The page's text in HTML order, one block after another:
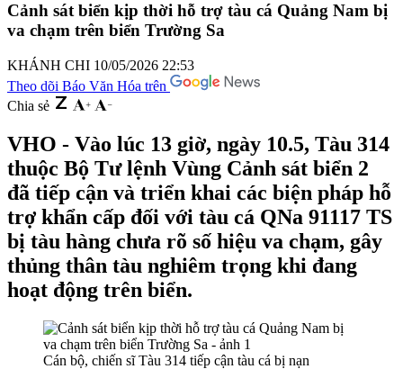
Cảnh sát biển kịp thời hỗ trợ tàu cá Quảng Nam bị
va chạm trên biển Trường Sa
KHÁNH CHI 10/05/2026 22:53
Theo dõi Báo Văn Hóa trên
Chia sẻ
VHO - Vào lúc 13 giờ, ngày 10.5, Tàu 314
thuộc Bộ Tư lệnh Vùng Cảnh sát biển 2
đã tiếp cận và triển khai các biện pháp hỗ
trợ khẩn cấp đối với tàu cá QNa 91117 TS
bị tàu hàng chưa rõ số hiệu va chạm, gây
thủng thân tàu nghiêm trọng khi đang
hoạt động trên biển.
Cán bộ, chiến sĩ Tàu 314 tiếp cận tàu cá bị nạn